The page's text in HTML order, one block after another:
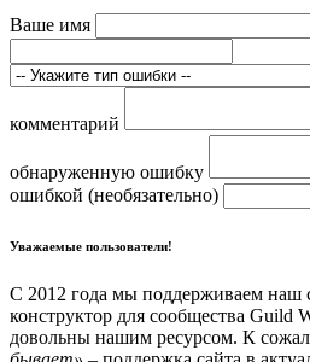
Ваше имя
комментарий
обнаруженную ошибку
ошибкой (необязательно)
Уважаемые пользователи!
С 2012 года мы поддерживаем наш
конструктор для сообщества Guild
довольны нашим ресурсом. К